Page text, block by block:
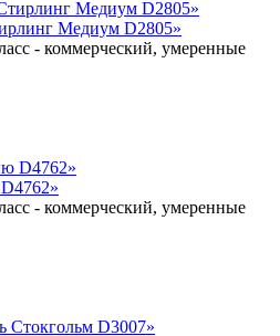
Медиум D2805»
- коммерческий, умеренные
- коммерческий, умеренные